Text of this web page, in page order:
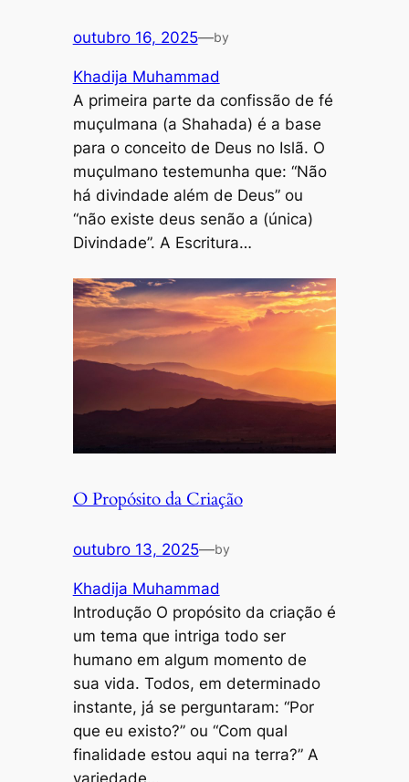
outubro 16, 2025—by
Khadija Muhammad
A primeira parte da confissão de fé
muçulmana (a Shahada) é a base
para o conceito de Deus no Islã. O
muçulmano testemunha que: “Não
há divindade além de Deus” ou
“não existe deus senão a (única)
Divindade”. A Escritura…
O Propósito da Criação
outubro 13, 2025—by
Khadija Muhammad
Introdução O propósito da criação é
um tema que intriga todo ser
humano em algum momento de
sua vida. Todos, em determinado
instante, já se perguntaram: “Por
que eu existo?” ou “Com qual
finalidade estou aqui na terra?” A
variedade…